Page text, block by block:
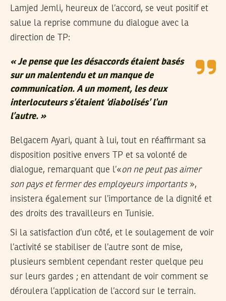
Lamjed Jemli, heureux de l’accord, se veut positif et
salue la reprise commune du dialogue avec la
direction de TP:
« Je pense que les désaccords étaient basés
sur un malentendu et un manque de
communication. A un moment, les deux
interlocuteurs s’étaient ‘diabolisés’ l’un
l’autre. »
Belgacem Ayari, quant à lui, tout en réaffirmant sa
disposition positive envers TP et sa volonté de
dialogue, remarquant que l’«on ne peut pas aimer
son pays et fermer des employeurs importants»,
insistera également sur l’importance de la dignité et
des droits des travailleurs en Tunisie.
Si la satisfaction d’un côté, et le soulagement de voir
l’activité se stabiliser de l’autre sont de mise,
plusieurs semblent cependant rester quelque peu
sur leurs gardes ; en attendant de voir comment se
déroulera l’application de l’accord sur le terrain.